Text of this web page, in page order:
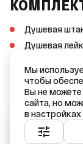
Душевая
Душевая
Держатель
Настенный
Мыльница
Ваш город
Мы
чтобы
Вы не можете
сайта, но
в